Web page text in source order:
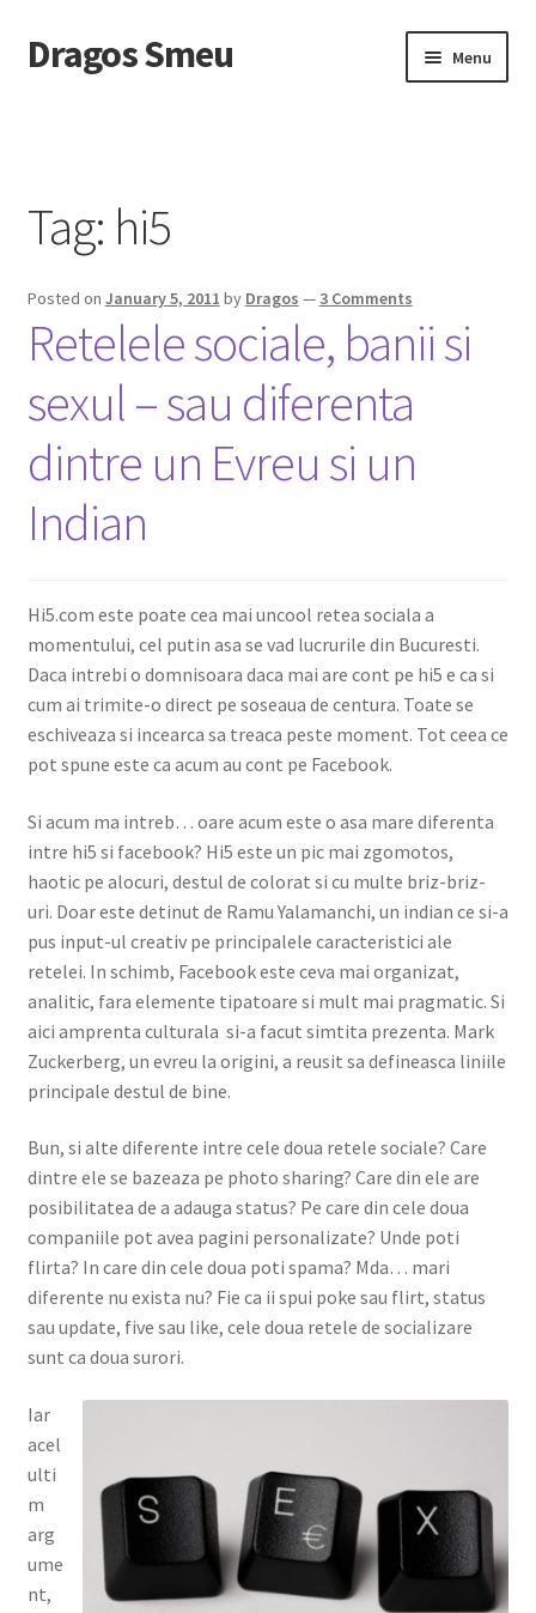
Skip
to
Skip
to
Dragos Smeu Menu
Checkout
Despre mine
DropDown
Tag: hi5
Posted on January 5, 2011 by Dragos — 3 Comments
Retelele sociale, banii si
sexul – sau diferenta
dintre un Evreu si un
Indian
Hi5.com este poate cea mai uncool retea sociala a
momentului, cel putin asa se vad lucrurile din Bucuresti.
Daca intrebi o domnisoara daca mai are cont pe hi5 e ca si
cum ai trimite-o direct pe soseaua de centura. Toate se
eschiveaza si incearca sa treaca peste moment. Tot ceea ce
pot spune este ca acum au cont pe Facebook.
Si acum ma intreb… oare acum este o asa mare diferenta
intre hi5 si facebook? Hi5 este un pic mai zgomotos,
haotic pe alocuri, destul de colorat si cu multe briz-briz-
uri. Doar este detinut de Ramu Yalamanchi, un indian ce si-a
pus input-ul creativ pe principalele caracteristici ale
retelei. In schimb, Facebook este ceva mai organizat,
analitic, fara elemente tipatoare si mult mai pragmatic. Si
aici amprenta culturala si-a facut simtita prezenta. Mark
Zuckerberg, un evreu la origini, a reusit sa defineasca liniile
principale destul de bine.
Bun, si alte diferente intre cele doua retele sociale? Care
dintre ele se bazeaza pe photo sharing? Care din ele are
posibilitatea de a adauga status? Pe care din cele doua
companiile pot avea pagini personalizate? Unde poti
flirta? In care din cele doua poti spama? Mda… mari
diferente nu exista nu? Fie ca ii spui poke sau flirt, status
sau update, five sau like, cele doua retele de socializare
sunt ca doua surori.
Iar
acel
ulti
m
arg
ume
nt,